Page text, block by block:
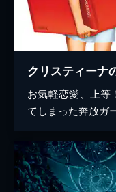
クリスティーナ
お気軽恋愛、上
てしまった奔放ガ